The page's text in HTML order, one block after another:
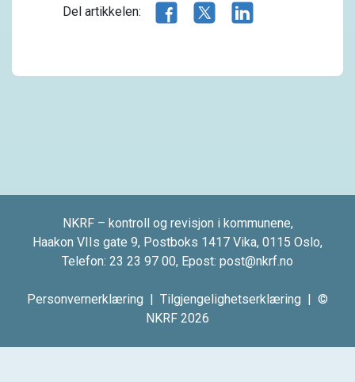
Del artikkelen: Del artikkelen på Facebook
Del artikkelen på X.com
NKRF – kontroll og revisjon i kommunene,
Haakon VIIs gate 9, Postboks 1417 Vika, 0115 Oslo,
Telefon: 23 23 97 00, Epost: post@nkrf.no
Personvernerklæring | Tilgjengelighetserklæring | ©
NKRF 2026